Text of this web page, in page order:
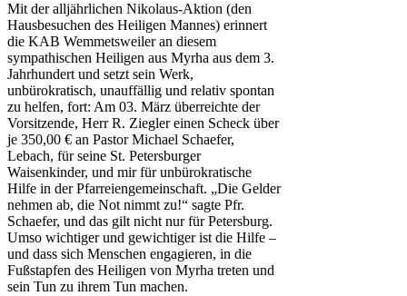
Mit der alljährlichen Nikolaus-Aktion (den
Hausbesuchen des Heiligen Mannes) erinnert
die KAB Wemmetsweiler an diesem
sympathischen Heiligen aus Myrha aus dem 3.
Jahrhundert und setzt sein Werk,
unbürokratisch, unauffällig und relativ spontan
zu helfen, fort: Am 03. März überreichte der
Vorsitzende, Herr R. Ziegler einen Scheck über
je 350,00 € an Pastor Michael Schaefer,
Lebach, für seine St. Petersburger
Waisenkinder, und mir für unbürokratische
Hilfe in der Pfarreiengemeinschaft. „Die Gelder
nehmen ab, die Not nimmt zu!“ sagte Pfr.
Schaefer, und das gilt nicht nur für Petersburg.
Umso wichtiger und gewichtiger ist die Hilfe –
und dass sich Menschen engagieren, in die
Fußstapfen des Heiligen von Myrha treten und
sein Tun zu ihrem Tun machen.